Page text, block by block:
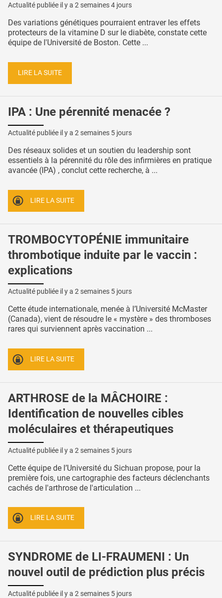
Actualité publiée il y a 2 semaines 4 jours
Des variations génétiques pourraient entraver les effets
protecteurs de la vitamine D sur le diabète, constate cette
équipe de l'Université de Boston. Cette ...
LIRE LA SUITE
IPA : Une pérennité menacée ?
Actualité publiée il y a 2 semaines 5 jours
Des réseaux solides et un soutien du leadership sont
essentiels à la pérennité du rôle des infirmières en pratique
avancée (IPA) , conclut cette recherche, à ...
LIRE LA SUITE
TROMBOCYTOPÉNIE immunitaire
thrombotique induite par le vaccin :
explications
Actualité publiée il y a 2 semaines 5 jours
Cette étude internationale, menée à l’Université McMaster
(Canada), vient de résoudre le « mystère » des thromboses
rares qui surviennent après vaccination ...
LIRE LA SUITE
ARTHROSE de la MÂCHOIRE :
Identification de nouvelles cibles
moléculaires et thérapeutiques
Actualité publiée il y a 2 semaines 5 jours
Cette équipe de l’Université du Sichuan propose, pour la
première fois, une cartographie des facteurs déclenchants
cachés de l'arthrose de l'articulation ...
LIRE LA SUITE
SYNDROME de LI-FRAUMENI : Un
nouvel outil de prédiction plus précis
Actualité publiée il y a 2 semaines 5 jours